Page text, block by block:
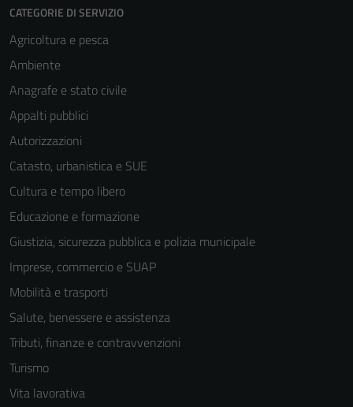
CATEGORIE DI SERVIZIO
Agricoltura e pesca
Ambiente
Anagrafe e stato civile
Appalti pubblici
Autorizzazioni
Catasto, urbanistica e SUE
Cultura e tempo libero
Educazione e formazione
Giustizia, sicurezza pubblica e polizia municipale
Imprese, commercio e SUAP
Mobilità e trasporti
Salute, benessere e assistenza
Tributi, finanze e contravvenzioni
Turismo
Vita lavorativa